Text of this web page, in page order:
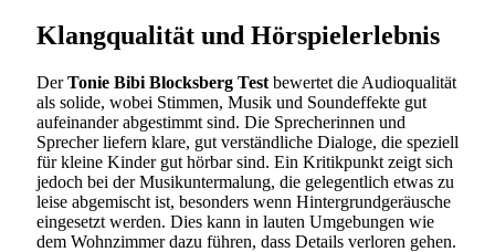
Klangqualität und Hörspielerlebnis
DerTonie Bibi Blocksberg Test bewertet die Audioqualität
als solide, wobei Stimmen, Musik und Soundeffekte gut
aufeinander abgestimmt sind. Die Sprecherinnen und
Sprecher liefern klare, gut verständliche Dialoge, die speziell
für kleine Kinder gut hörbar sind. Ein Kritikpunkt zeigt sich
jedoch bei der Musikuntermalung, die gelegentlich etwas zu
leise abgemischt ist, besonders wenn Hintergrundgeräusche
eingesetzt werden. Dies kann in lauten Umgebungen wie
dem Wohnzimmer dazu führen, dass Details verloren gehen.